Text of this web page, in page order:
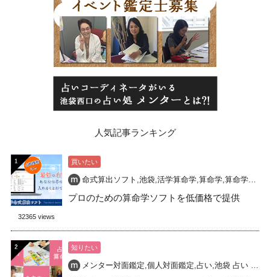
人気記事ランキング
32365 views
買いたい
命式算出ソフト 池袋, 活学算命学, 算命学, 算命学命式
プロのための算命学ソフトを低価格で提供
知りたい
メンター対面鑑定 個人対面鑑定 占い, 池袋 占い 開運